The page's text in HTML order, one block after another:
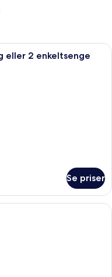
med to senge, et
eller 2 enkeltsenge
Se priser
med en stor seng,